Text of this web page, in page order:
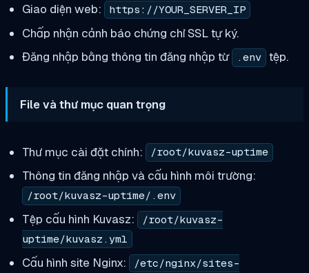
Giao diện web: https://YOUR_SERVER_IP
Chấp nhận cảnh báo chứng chỉ SSL tự ký.
Đăng nhập bằng thông tin đăng nhập từ
.env tệp.
File và thư mục quan trọng
Thư mục cài đặt chính: /root/kuvasz-uptime
Thông tin đăng nhập và cấu hình môi trường:
/root/kuvasz-uptime/.env
Tệp cấu hình Kuvasz:
/root/kuvasz-
uptime/kuvasz.yml
Cấu hình site Nginx:
/etc/nginx/sites-